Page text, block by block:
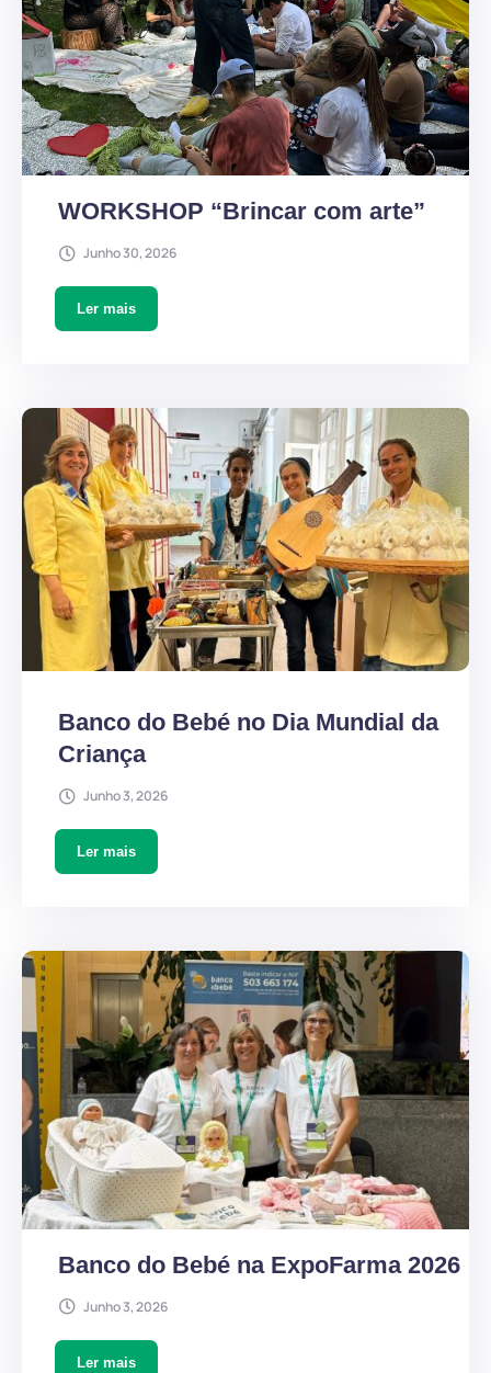
WORKSHOP “Brincar com arte”
Junho 30, 2026
Ler mais
Banco do Bebé no Dia Mundial da
Criança
Junho 3, 2026
Ler mais
Banco do Bebé na ExpoFarma 2026
Junho 3, 2026
Ler mais